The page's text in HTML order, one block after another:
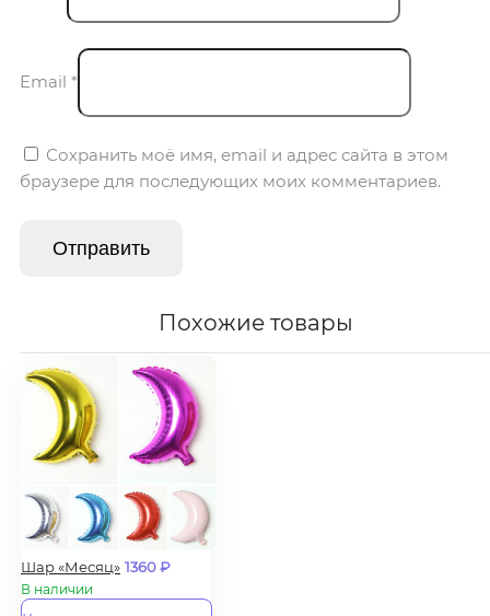
Email *
Сохранить моё имя, email и адрес сайта в этом
браузере для последующих моих комментариев.
Похожие товары
Шар «Месяц» 1360₽
В наличии